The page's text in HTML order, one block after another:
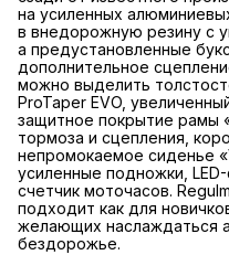
на усиленных
в внедорожную резину с
а предустановленные
дополнительное
можно выделить
ProTaper EVO,
защитное покрытие рамы
тормоза и сцепления,
непромокаемое сиденье
усиленные подножки,
счетчик моточасов.
подходит как для
желающих наслаждаться
бездорожье.